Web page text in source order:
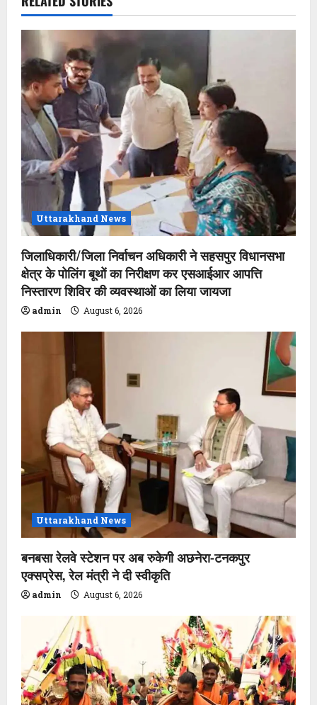
v
i
g
a
t
i
o
n Uttarakhand News
जिलाधिकारी/जिला निर्वाचन अधिकारी ने सहसपुर विधानसभा
क्षेत्र के पोलिंग बूथों का निरीक्षण कर एसआईआर आपत्ति
निस्तारण शिविर की व्यवस्थाओं का लिया जायजा
admin August 6, 2026
Uttarakhand News
बनबसा रेलवे स्टेशन पर अब रुकेगी अछनेरा-टनकपुर
एक्सप्रेस, रेल मंत्री ने दी स्वीकृति
admin August 6, 2026